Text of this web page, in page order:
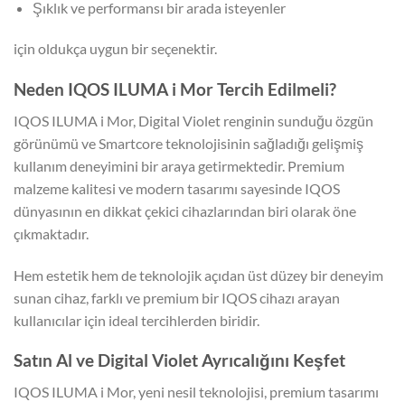
Şıklık ve performansı bir arada isteyenler
için oldukça uygun bir seçenektir.
Neden IQOS ILUMA i Mor Tercih Edilmeli?
IQOS ILUMA i Mor, Digital Violet renginin sunduğu özgün
görünümü ve Smartcore teknolojisinin sağladığı gelişmiş
kullanım deneyimini bir araya getirmektedir. Premium
malzeme kalitesi ve modern tasarımı sayesinde IQOS
dünyasının en dikkat çekici cihazlarından biri olarak öne
çıkmaktadır.
Hem estetik hem de teknolojik açıdan üst düzey bir deneyim
sunan cihaz, farklı ve premium bir IQOS cihazı arayan
kullanıcılar için ideal tercihlerden biridir.
Satın Al ve Digital Violet Ayrıcalığını Keşfet
IQOS ILUMA i Mor, yeni nesil teknolojisi, premium tasarımı